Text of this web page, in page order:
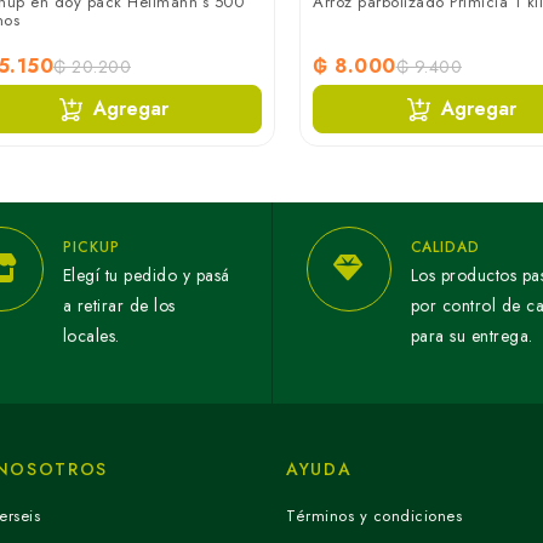
₲ 20.200
Agregar
₲ 8.000₲ 9.400
Agregar
PICKUP
Elegí tu pedido y pasá
a retirar de los
locales.
CALIDAD
Los productos
por control de
para su entrega.
AYUDA
Términos y condiciones